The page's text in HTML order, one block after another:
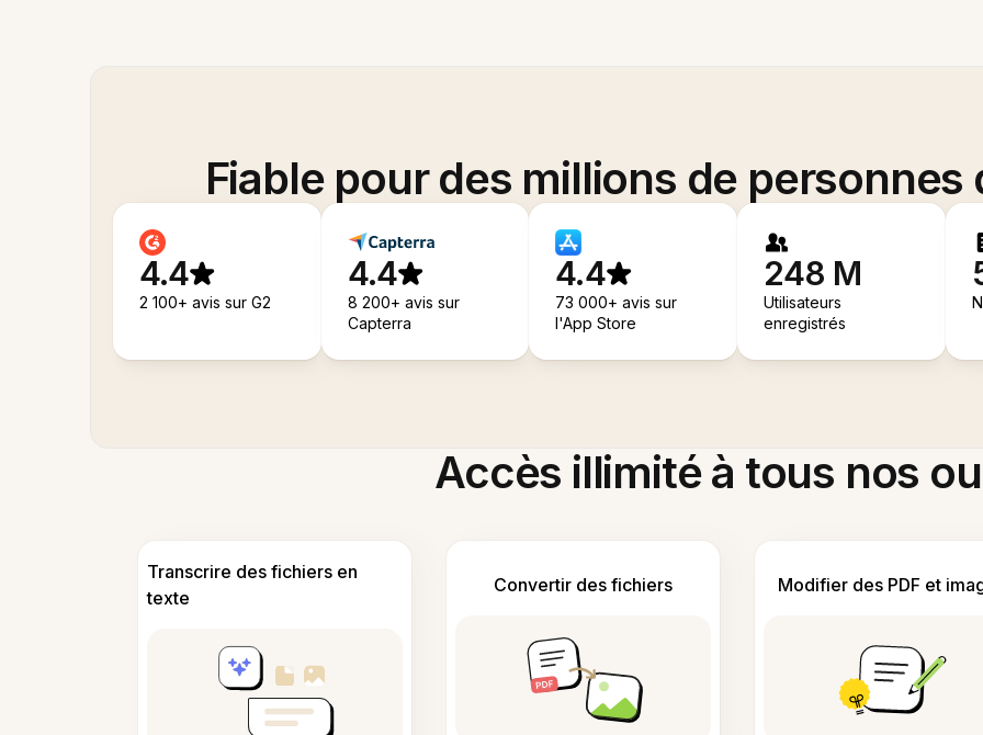
Fiable pour des millions de personnes
4.4
2 100+ avis sur G2
4.4
8 200+ avis sur
Capterra
4.4
73 000+ avis sur
l'App Store
248 M
Utilisateurs
enregistrés
Accès illimité à tous nos
Transcrire des fichiers en
texte
Convertir des fichiers Modifier des PDF et